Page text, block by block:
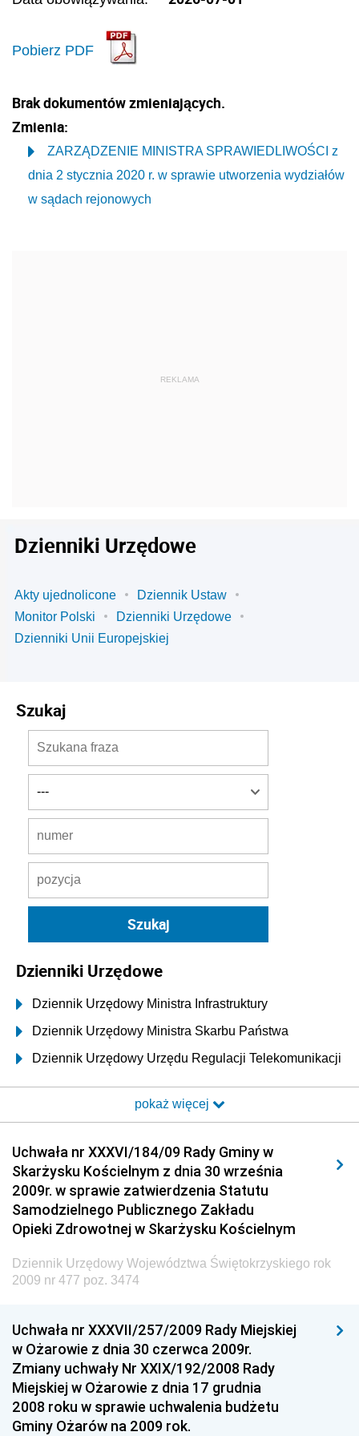
Pobierz PDF
Brak dokumentów zmieniających.
Zmienia:
ZARZĄDZENIE MINISTRA SPRAWIEDLIWOŚCI z
dnia 2 stycznia 2020 r. w sprawie utworzenia wydziałów
w sądach rejonowych
Dzienniki Urzędowe
Akty ujednolicone
Dziennik Ustaw
Monitor Polski
Dzienniki Urzędowe
Dzienniki Unii Europejskiej
Szukaj
Dzienniki Urzędowe
Dziennik Urzędowy Ministra Infrastruktury
Dziennik Urzędowy Ministra Skarbu Państwa
Dziennik Urzędowy Urzędu Regulacji Telekomunikacji
Dziennik Urzędowy Ministra Transportu i Budownictwa
Elektronicznej
Dziennik Urzędowy Ministra Spraw Wewnętrznych i
Administracji
Dziennik Urzędowy Ministra Transportu
Dziennik Urzędowy Ministra Budownictwa
Dziennik Urzędowy Ministra Nauki i Szkolnictwa
Dziennik Urzędowy Głównego Urzędu Miar
Dziennik Urzędowy Ministra Rolnictwa i Rozwoju Wsi
Dziennik Urzędowy Ministra Edukacji Narodowej i
Sportu
Dziennik Urzędowy Ministra Edukacji i Nauki
pokaż więcej
Uchwała nr XXXVI/184/09 Rady Gminy w
Skarżysku Kościelnym z dnia 30 września
2009r. w sprawie zatwierdzenia Statutu
Samodzielnego Publicznego Zakładu
Opieki Zdrowotnej w Skarżysku Kościelnym
Dziennik Urzędowy Województwa Świętokrzyskiego rok
2009 nr 477 poz. 3474
Uchwała nr XXXVII/257/2009 Rady Miejskiej
w Ożarowie z dnia 30 czerwca 2009r.
Zmiany uchwały Nr XXIX/192/2008 Rady
Miejskiej w Ożarowie z dnia 17 grudnia
2008 roku w sprawie uchwalenia budżetu
Gminy Ożarów na 2009 rok.